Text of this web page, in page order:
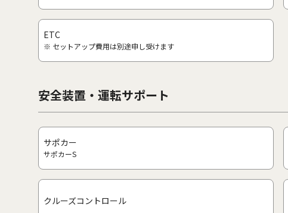
ETC
※ セットアップ費用は別途申し受けます
安全装置・運転サポート
サポカー
サポカーS
クルーズコントロール